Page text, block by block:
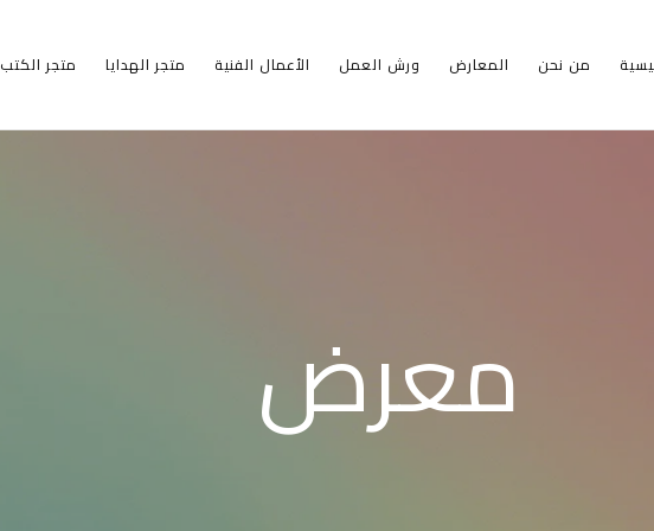
من نحن المعارض ورش العمل الأعمال الفنية متجر الهدايا متجر الكتب
معرض